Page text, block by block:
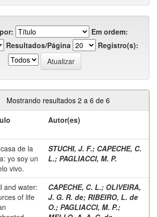
Em ordem:
Resultados/Página
Registro(s):
Mostrando resultados 2 a 6 de 6
Autor(es)
de la
yo soy un
vivo.
STUCHI, J. F.; CAPECHE, C.
L.; PAGLIACCI, M. P.
and water:
of life
CAPECHE, C. L.; OLIVEIRA,
J. G. R. de; RIBEIRO, L. de
O.; PAGLIACCI, M. P.;